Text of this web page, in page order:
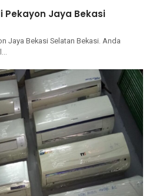
Pekayon Jaya Bekasi
Jaya Bekasi Selatan Bekasi. Andа